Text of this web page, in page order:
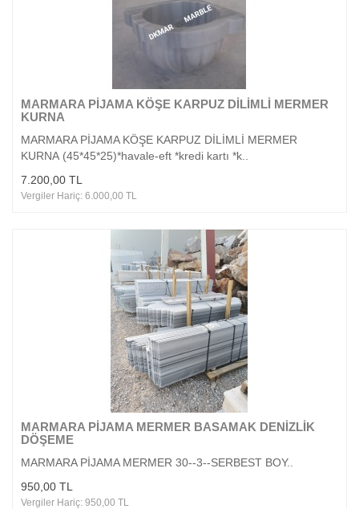
MARMARA PİJAMA KÖŞE KARPUZ DİLİMLİ MERMER
KURNA
MARMARA PİJAMA KÖŞE KARPUZ DİLİMLİ MERMER
KURNA (45*45*25)*havale-eft *kredi kartı *k..
7.200,00 TL
Vergiler Hariç: 6.000,00 TL
MARMARA PİJAMA MERMER BASAMAK DENİZLİK
DÖŞEME
MARMARA PİJAMA MERMER 30--3--SERBEST BOY..
950,00 TL
Vergiler Hariç: 950,00 TL